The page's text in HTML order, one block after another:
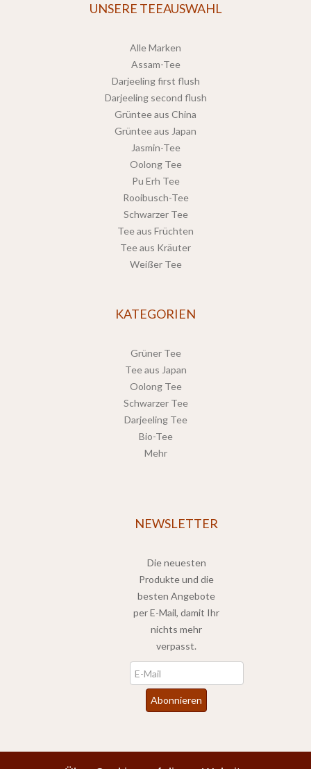
UNSERE TEEAUSWAHL
Alle Marken
Assam-Tee
Darjeeling first flush
Darjeeling second flush
Grüntee aus China
Grüntee aus Japan
Jasmin-Tee
Oolong Tee
Pu Erh Tee
Rooibusch-Tee
Schwarzer Tee
Tee aus Früchten
Tee aus Kräuter
Weißer Tee
KATEGORIEN
Grüner Tee
Tee aus Japan
Oolong Tee
Schwarzer Tee
Darjeeling Tee
Bio-Tee
Mehr
NEWSLETTER
Die neuesten
Produkte und die
besten Angebote
per E-Mail, damit Ihr
nichts mehr
verpasst.
Abonnieren